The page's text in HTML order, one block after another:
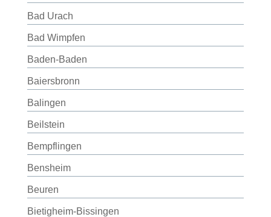
Bad Urach
Bad Wimpfen
Baden-Baden
Baiersbronn
Balingen
Beilstein
Bempflingen
Bensheim
Beuren
Bietigheim-Bissingen